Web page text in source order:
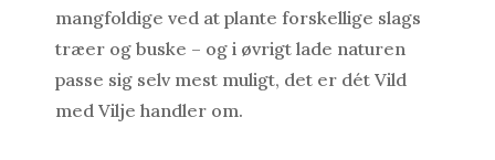
mangfoldige ved at plante forskellige slags
træer og buske – og i øvrigt lade naturen
passe sig selv mest muligt, det er dét Vild
med Vilje handler om.